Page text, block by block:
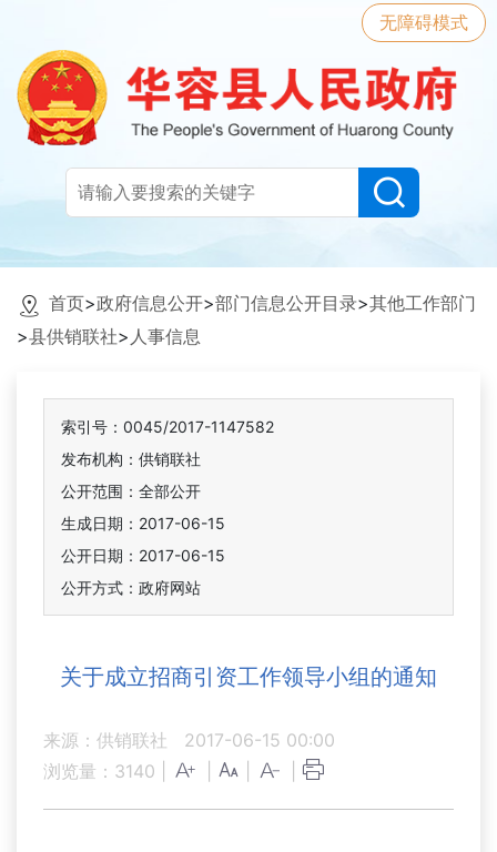
无障碍模式
首页>政府信息公开>部门信息公开目录>其他工作部门
>县供销联社> 人事信息
索引号：0045/2017-1147582
发布机构：供销联社
公开范围：全部公开
生成日期：2017-06-15
公开日期：2017-06-15
公开方式：政府网站
关于成立招商引资工作领导小组的通知
来源：供销联社
2017-06-15 00:00
浏览量： 3140